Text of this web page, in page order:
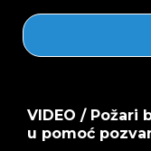
VIDEO / Požari
u pomoć